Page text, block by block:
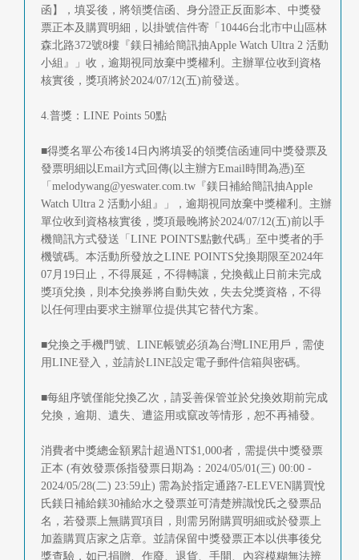
函】，填妥後，將領獎信函、身分證正反面影本、中獎發
票正本及購買明細，以掛號信件寄「10446台北市中山區林
森北路372號8樓『鎂日補給簡訊抽Apple Watch Ultra 2 活動
小組』」收，逾期視同放棄中獎權利。主辦單位收到資格
核實後，獎項將於2024/07/12(五)前發送。
4.普獎：LINE Points 50點
■得獎名單公布後14日內將填妥的領獎信函連同中獎發票及
發票明細以Email方式回傳(以主辦方Email時間為憑)至
「 melodywang@yeswater.com.tw 『鎂日補給簡訊抽Apple
Watch Ultra 2 活動小組』」，逾期視同放棄中獎權利。主辦
單位收到資格核實後，獎項最晚將於2024/07/12(五)前以手
機簡訊方式發送「LINE POINTS點數代碼」至中獎者的手
機號碼。本活動所發放之LINE POINTS兌換期限至2024年
07月19日止，不得展延，不得轉讓，兌換截止日前未完成
獎項兌換，則本兌換券將自動失效，失去兌獎資格，不得
以任何理由要求主辦單位提供其它替代方案。
■兌換之手機門號、LINE帳號必須為台灣LINE用戶，需使
用LINE登入，並請於LINE設定電子郵件信箱與密碼。
■每組序號僅能兌換乙次，請妥善保管並於兌換效期前完成
兌換，逾期、遺失、遭盜用或竄改等情形，恕不再補發。
消費者中獎總金額累計超過NT$1,000者，需提供中獎發票
正本 (有效發票係指發票日期為：2024/05/01(三) 00:00 -
2024/05/28(二) 23:59止) 需為於指定通路7-ELEVEN購買悅
氏鎂日補給鎂30補給水之發票並可清楚辨識悅氏之發票品
名，若發票上無購買項目，則需另附購買明細或於發票上
加蓋購買店家之店章。並請保留中獎發票正本以供事後兌
獎查驗，如已捐贈、作廢、退貨、手開、內容模糊無法辨